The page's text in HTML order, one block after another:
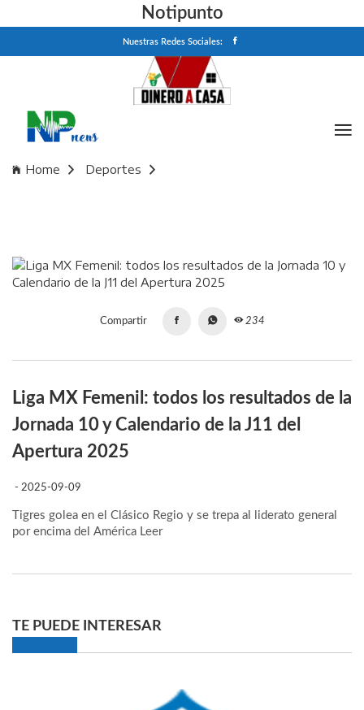
Notipunto
Nuestras Redes Sociales:
Home
Deportes
Compartir 234
Liga MX Femenil: todos los resultados de la
Jornada 10 y Calendario de la J11 del
Apertura 2025
- 2025-09-09
Tigres golea en el Clásico Regio y se trepa al liderato general
por encima del América Leer
TE PUEDE INTERESAR